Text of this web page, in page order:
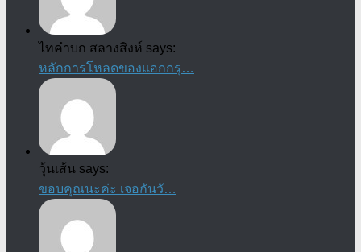
ไทคำบก สลางสิงห์ says:
หลักการโหลดของแอกกรุ…
วุ้นเส้น says:
ขอบคุณนะค่ะ เจอกันวั…